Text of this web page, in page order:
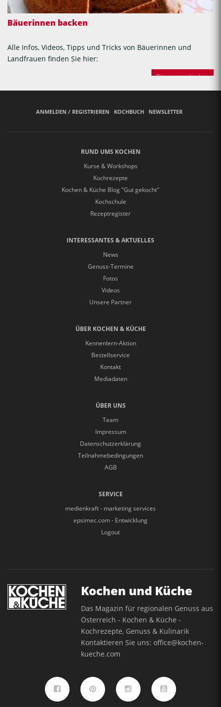
Bäuerinnen backen
Alle Infos, Videos, Tipps und Tricks von Bäuerinnen und
Landfrauen finden Sie hier:
Bäuerinnen backen
ANMELDEN / REGISTRIEREN KOCHBUCH NEWSLETTER
RUND UMS KOCHEN
Kurse & Workshops
Kochrezepte
Kochen & Küche Blog "Gut gekocht"
Kochschule
Rezeptregister
INTERESSANTES & AKTUELLES
News
Genuss-Termine
Fotos
Videos
Unsere Partner
ÜBER KOCHEN & KÜCHE
Kennenlern-Aktion
Bestellservice
Kontakt
Mediadaten
ÜBER UNS
Team
Impressum
Datenschutzerklärung
Teilnahmebedingungen
AGB
SERVICE
medienkraft - marketing services
epsimec.com - Entwicklung
Logout
Kochen und Küche
Das Magazin für regionalen Genuss aus
Österreich - Kochen & Küche -
Kochrezepte, Genuss & Kulinarik
Kontaktieren Sie uns:office@kochen-
kueche.com